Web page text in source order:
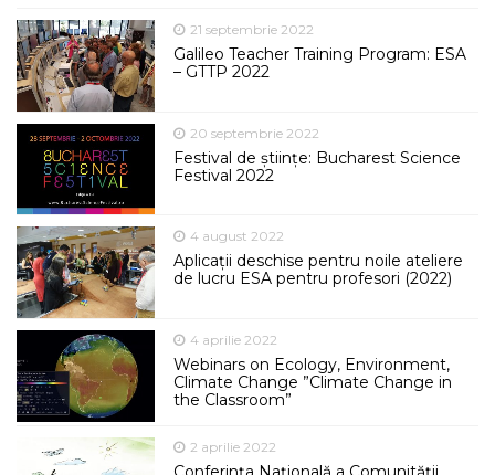
21 septembrie 2022
Galileo Teacher Training Program: ESA
– GTTP 2022
20 septembrie 2022
Festival de științe: Bucharest Science
Festival 2022
4 august 2022
Aplicații deschise pentru noile ateliere
de lucru ESA pentru profesori (2022)
4 aprilie 2022
Webinars on Ecology, Environment,
Climate Change ”Climate Change in
the Classroom”
2 aprilie 2022